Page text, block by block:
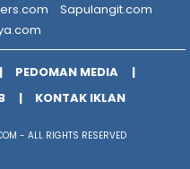
Sapulangit.com
PEDOMAN MEDIA
KONTAK IKLAN
- ALL RIGHTS RESERVED